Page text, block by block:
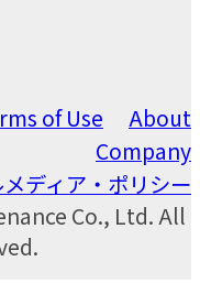
of Use
About
Company
ディア・ポリシー
Co., Ltd. All